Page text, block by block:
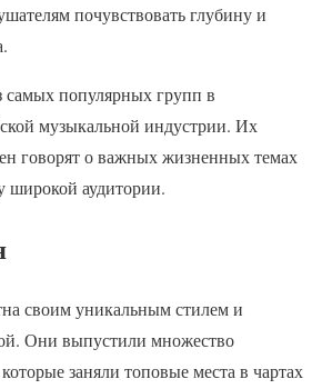
почувствовать глубину и
популярных групп в
музыкальной индустрии. Их
говорят о важных жизненных темах
широкой аудитории.
своим уникальным стилем и
Они выпустили множество
заняли топовые места в чартах